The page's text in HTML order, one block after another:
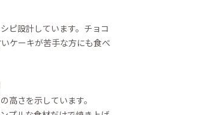
ピ設計しています。チョコ
ケーキが苦手な方にも食べ
高さを示しています。